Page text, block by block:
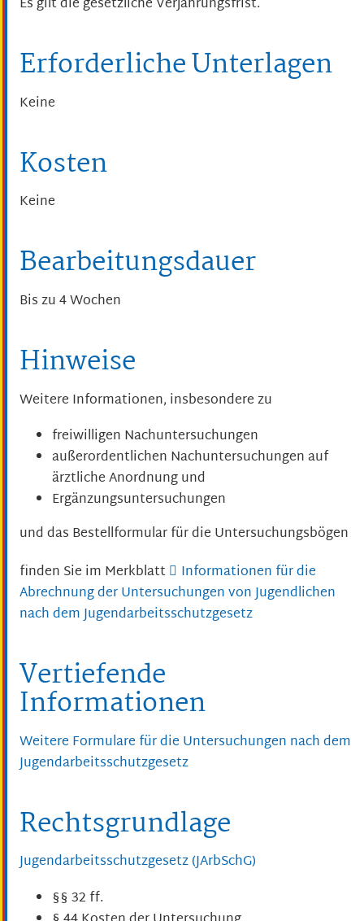
Erforderliche Unterlagen
Keine
Kosten
Keine
Bearbeitungsdauer
Bis zu 4 Wochen
Hinweise
Weitere Informationen, insbesondere zu
freiwilligen Nachuntersuchungen
außerordentlichen Nachuntersuchungen auf
ärztliche Anordnung und
Ergänzungsuntersuchungen
und das Bestellformular für die Untersuchungsbögen
finden Sie im Merkblatt
Informationen für die
Abrechnung der Untersuchungen von Jugendlichen
nach dem Jugendarbeitsschutzgesetz
Vertiefende
Informationen
Weitere Formulare für die Untersuchungen nach dem
Jugendarbeitsschutzgesetz
Rechtsgrundlage
Jugendarbeitsschutzgesetz(JArbSchG)
§§ 32 ff.